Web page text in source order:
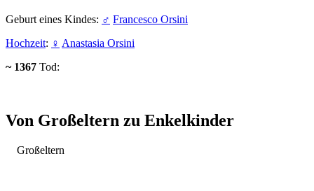
Geburt eines Kindes: ♂ Francesco Orsini
Hochzeit: ♀ Anastasia Orsini
~ 1367 Tod:
Von Großeltern zu Enkelkinder
Großeltern